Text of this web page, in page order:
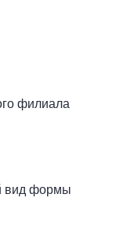
филиала
вид формы